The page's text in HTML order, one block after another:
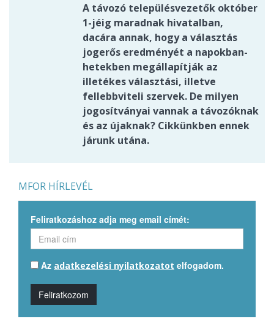
A távozó településvezetők október
1-jéig maradnak hivatalban,
dacára annak, hogy a választás
jogerős eredményét a napokban-
hetekben megállapítják az
illetékes választási, illetve
fellebbviteli szervek. De milyen
jogosítványai vannak a távozóknak
és az újaknak? Cikkünkben ennek
járunk utána.
MFOR HÍRLEVÉL
Feliratkozáshoz adja meg email címét:
Az adatkezelési nyilatkozatot elfogadom.
Feliratkozom